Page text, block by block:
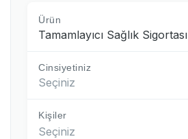
Ürün
Tamamlayıcı Sağlık Sigortası
Cinsiyetiniz
Seçiniz
Kişiler
Seçiniz